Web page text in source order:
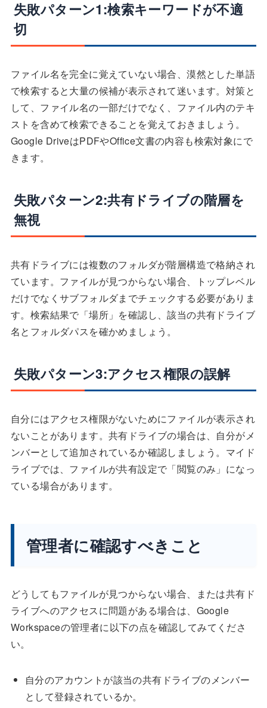
失敗パターン1:検索キーワードが不適
切
ファイル名を完全に覚えていない場合、漠然とした単語
で検索すると大量の候補が表示されて迷います。対策と
して、ファイル名の一部だけでなく、ファイル内のテキ
ストを含めて検索できることを覚えておきましょう。
Google DriveはPDFやOffice文書の内容も検索対象にで
きます。
失敗パターン2:共有ドライブの階層を
無視
共有ドライブには複数のフォルダが階層構造で格納され
ています。ファイルが見つからない場合、トップレベル
だけでなくサブフォルダまでチェックする必要がありま
す。検索結果で「場所」を確認し、該当の共有ドライブ
名とフォルダパスを確かめましょう。
失敗パターン3:アクセス権限の誤解
自分にはアクセス権限がないためにファイルが表示され
ないことがあります。共有ドライブの場合は、自分がメ
ンバーとして追加されているか確認しましょう。マイド
ライブでは、ファイルが共有設定で「閲覧のみ」になっ
ている場合があります。
管理者に確認すべきこと
どうしてもファイルが見つからない場合、または共有ド
ライブへのアクセスに問題がある場合は、Google
Workspaceの管理者に以下の点を確認してみてくださ
い。
自分のアカウントが該当の共有ドライブのメンバー
として登録されているか。